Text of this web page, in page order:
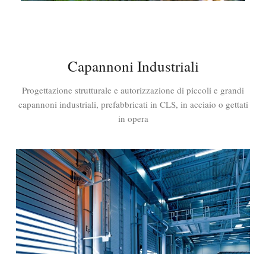
Capannoni Industriali
Progettazione strutturale e autorizzazione di piccoli e grandi
capannoni industriali, prefabbricati in CLS, in acciaio o gettati
in opera